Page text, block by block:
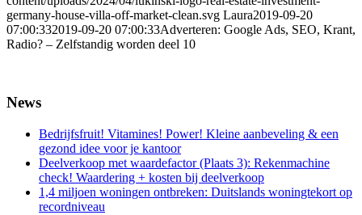
germany-house-villa-off-market-clean.svg Laura2019-09-20
07:00:332019-09-20 07:00:33Adverteren: Google Ads, SEO, Krant,
Radio? – Zelfstandig worden deel 10
News
Bedrijfsfruit! Vitamines! Power! Kleine aanbeveling & een
gezond idee voor je kantoor
Deelverkoop met waardefactor (Plaats 3): Rekenmachine
check! Waardering + kosten bij deelverkoop
1,4 miljoen woningen ontbreken: Duitslands woningtekort op
recordniveau